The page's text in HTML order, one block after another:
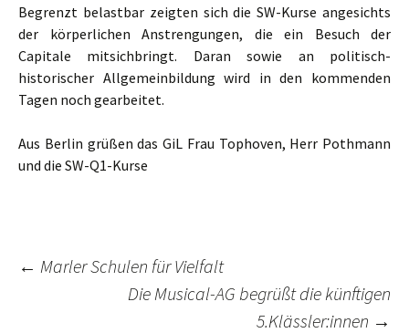
Begrenzt belastbar zeigten sich die SW-Kurse angesichts
der körperlichen Anstrengungen, die ein Besuch der
Capitale mitsichbringt. Daran sowie an politisch-
historischer Allgemeinbildung wird in den kommenden
Tagen noch gearbeitet.
Aus Berlin grüßen das GiL Frau Tophoven, Herr Pothmann
und die SW-Q1-Kurse
Post
← Marler Schulen für Vielfalt
Die Musical-AG begrüßt die künftigen
5.Klässler:innen →